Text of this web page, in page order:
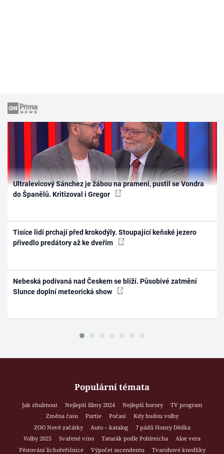
Ultralevicový Sánchez je žábou na prameni, pustil se Vondra
do Španělů. Kritizoval i Gregor
Tisíce lidí prchají před krokodýly. Stoupající keňské jezero
přivedlo predátory až ke dveřím
Nebeská podívaná nad Českem se blíží. Působivé zatmění
Slunce doplní meteorická show
Populární témata
Jak zhubnout Nejlepší filmy 2024 Nejlepší horory
TV program
Změna času
Partie Počasí
Kdy budou volby
ZOO Nové začátky
Auto – katalog
7 pádů Honzy Dědka
Volby 2025
Svařené víno Tatarák podle Pohlreicha
Aloe vera
Pěstování lichořeřišnice
Výpočet ascendentu
Tvarohové knedlíky